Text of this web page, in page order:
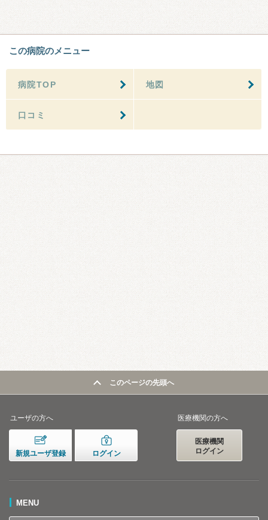
この病院のメニュー
病院TOP 地図
口コミ
このページの先頭へ
ユーザの方へ
新規ユーザ登録 ログイン
医療機関の方へ
医療機関
ログイン
MENU